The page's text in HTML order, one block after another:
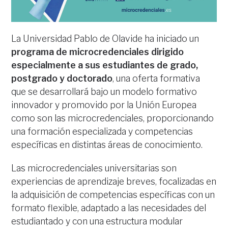
La Universidad Pablo de Olavide ha iniciado un
programa de microcredenciales dirigido
especialmente a sus estudiantes de grado,
postgrado y doctorado, una oferta formativa
que se desarrollará bajo un modelo formativo
innovador y promovido por la Unión Europea
como son las microcredenciales, proporcionando
una formación especializada y competencias
específicas en distintas áreas de conocimiento.
Las microcredenciales universitarias son
experiencias de aprendizaje breves, focalizadas en
la adquisición de competencias específicas con un
formato flexible, adaptado a las necesidades del
estudiantado y con una estructura modular